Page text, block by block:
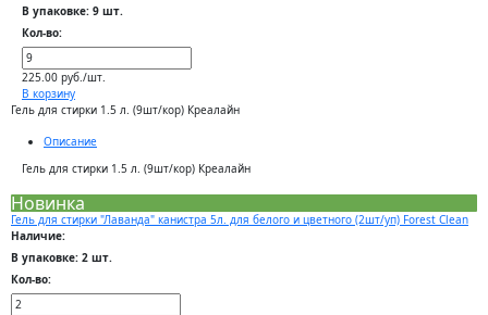
В упаковке: 9 шт.
Кол-во:
225.00 руб./шт.
В корзину
Гель для стирки 1.5 л. (9шт/кор) Креалайн
Описание
Гель для стирки 1.5 л. (9шт/кор) Креалайн
Новинка
Гель для стирки "Лаванда" канистра 5л. для белого и цветного (2шт/уп) Forest Clean
Наличие:
В упаковке: 2 шт.
Кол-во: